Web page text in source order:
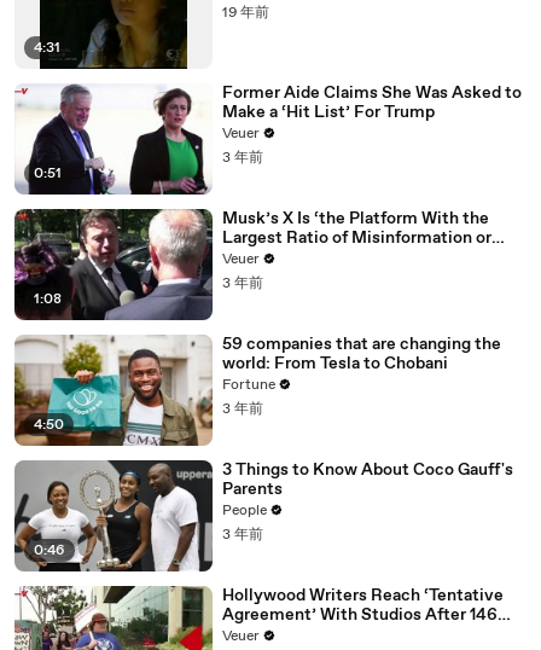
4:31
19 年前
0:51
Former Aide Claims She Was Asked to
Make a ‘Hit List’ For Trump
Veuer
3 年前
1:08
Musk’s X Is ‘the Platform With the
Largest Ratio of Misinformation or
Disinformation’ Amongst All Social
Media Platforms
Veuer
3 年前
4:50
59 companies that are changing the
world: From Tesla to Chobani
Fortune
3 年前
0:46
3 Things to Know About Coco Gauff's
Parents
People
3 年前
Hollywood Writers Reach ‘Tentative
Agreement’ With Studios After 146
Day Strike
Veuer